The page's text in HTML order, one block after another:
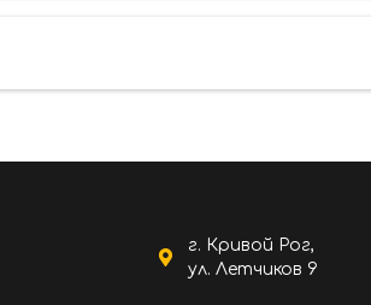
г. Кривой Рог,
ул. Летчиков 9